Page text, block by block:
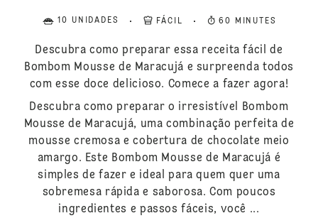
10 UNIDADES FÁCIL 60 MINUTES
Descubra como preparar essa receita fácil de
Bombom Mousse de Maracujá e surpreenda todos
com esse doce delicioso. Comece a fazer agora!
Descubra como preparar o irresistível Bombom
Mousse de Maracujá, uma combinação perfeita de
mousse cremosa e cobertura de chocolate meio
amargo. Este Bombom Mousse de Maracujá é
simples de fazer e ideal para quem quer uma
sobremesa rápida e saborosa. Com poucos
ingredientes e passos fáceis, você ...